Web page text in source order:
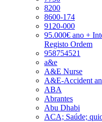
8200
8600-174
9120-000
95.000€ ano +
Registo Ordem
958754521
a&e
A&E Nurse
A&E-Accident
ABA
Abrantes
Abu Dhabi
ACA; Saúde;